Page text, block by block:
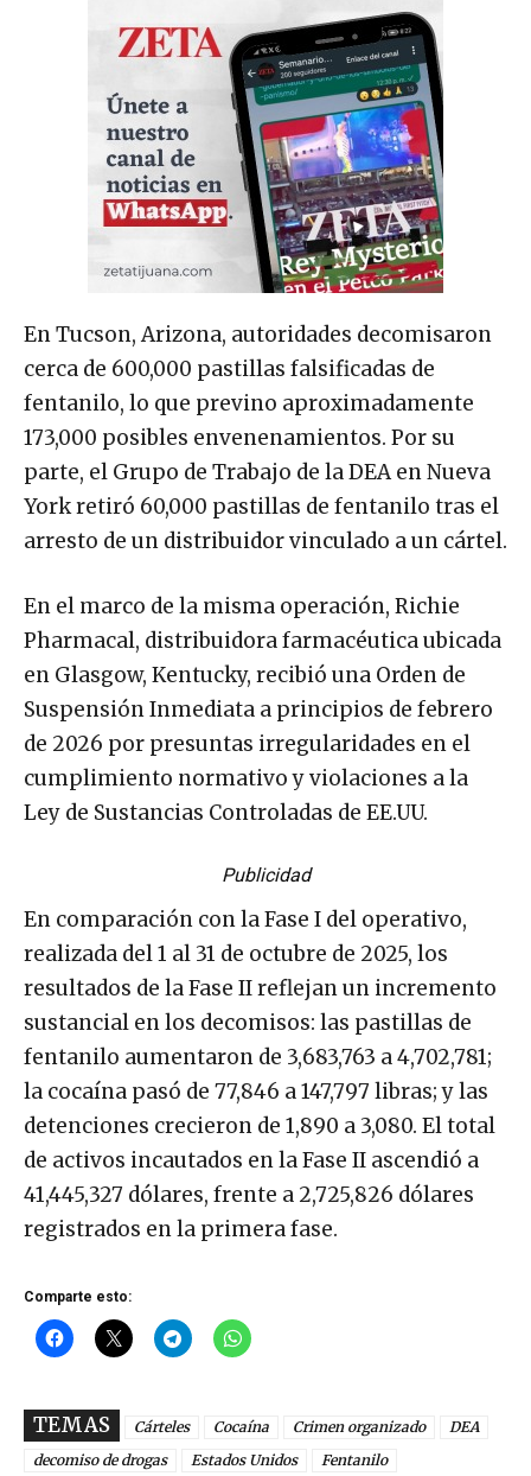
En Tucson, Arizona, autoridades decomisaron
cerca de 600,000 pastillas falsificadas de
fentanilo, lo que previno aproximadamente
173,000 posibles envenenamientos. Por su
parte, el Grupo de Trabajo de la DEA en Nueva
York retiró 60,000 pastillas de fentanilo tras el
arresto de un distribuidor vinculado a un cártel.
En el marco de la misma operación, Richie
Pharmacal, distribuidora farmacéutica ubicada
en Glasgow, Kentucky, recibió una Orden de
Suspensión Inmediata a principios de febrero
de 2026 por presuntas irregularidades en el
cumplimiento normativo y violaciones a la
Ley de Sustancias Controladas de EE.UU.
Publicidad
En comparación con la Fase I del operativo,
realizada del 1 al 31 de octubre de 2025, los
resultados de la Fase II reflejan un incremento
sustancial en los decomisos: las pastillas de
fentanilo aumentaron de 3,683,763 a 4,702,781;
la cocaína pasó de 77,846 a 147,797 libras; y las
detenciones crecieron de 1,890 a 3,080. El total
de activos incautados en la Fase II ascendió a
41,445,327 dólares, frente a 2,725,826 dólares
registrados en la primera fase.
Comparte esto:
TEMAS Cárteles Cocaína Crimen organizado
DEA
decomiso de drogas
Estados Unidos
Fentanilo